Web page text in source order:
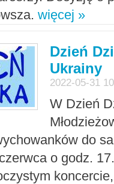
więcej »
Dzień
Ukrainy
2022-05-31
W Dzień
do
o godz.